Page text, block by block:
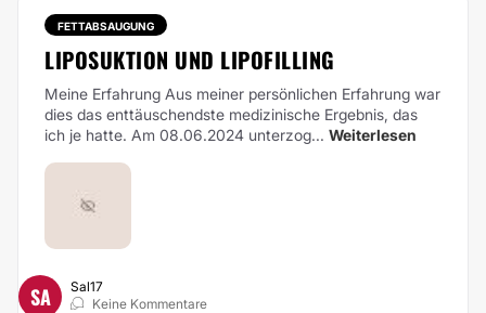
FETTABSAUGUNG
LIPOSUKTION UND LIPOFILLING
Meine Erfahrung Aus meiner persönlichen Erfahrung war
dies das enttäuschendste medizinische Ergebnis, das
ich je hatte. Am 08.06.2024 unterzog... Weiterlesen
SA
Sal17
Keine Kommentare